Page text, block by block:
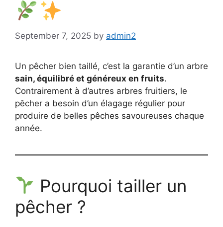
September 7, 2025 by admin2
Un pêcher bien taillé, c’est la garantie d’un arbre
sain, équilibré et généreux en fruits.
Contrairement à d’autres arbres fruitiers, le
pêcher a besoin d’un élagage régulier pour
produire de belles pêches savoureuses chaque
année.
Pourquoi tailler un
pêcher ?